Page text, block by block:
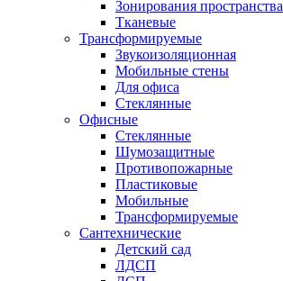
Зонирования пространства
Тканевые
Трансформируемые
Звукоизоляционная
Мобильные стены
Для офиса
Стеклянные
Офисные
Стеклянные
Шумозащитные
Противопожарные
Пластиковые
Мобильные
Трансформируемые
Сантехнические
Детский сад
ЛДСП